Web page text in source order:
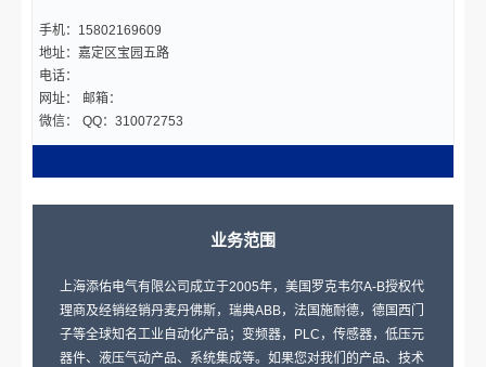
手机：15802169609
地址：嘉定区宝园五路
电话：
网址：
邮箱：
微信：
QQ：310072753
业务范围
上海添佑电气有限公司成立于2005年，美国罗克韦尔A-B授权代
理商及经销经销丹麦丹佛斯，瑞典ABB，法国施耐德，德国西门
子等全球知名工业自动化产品；变频器，PLC，传感器，低压元
器件、液压气动产品、系统集成等。如果您对我们的产品、技术